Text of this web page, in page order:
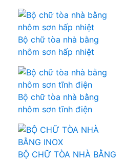
Bộ chữ tòa nhà bằng
nhôm sơn hấp nhiệt
Bộ chữ tòa nhà bằng
nhôm sơn tĩnh điện
BỘ CHỮ TÒA NHÀ BẰNG